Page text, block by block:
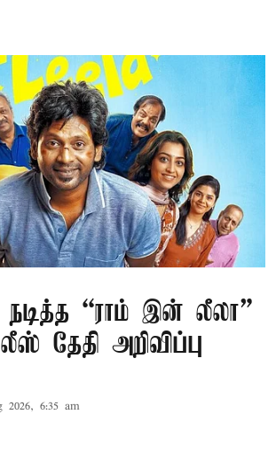
“ராம் இன் லீலா”
தேதி அறிவிப்பு
2026, 6:35 am